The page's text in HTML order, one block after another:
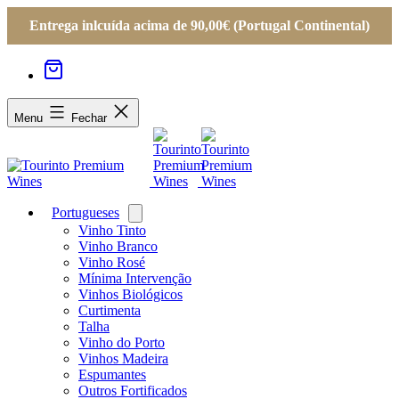
Entrega inlcuída acima de 90,00€ (Portugal Continental)
Menu Fechar
Portugueses
menu
Vinho Tinto
Vinho Branco
Vinho Rosé
Mínima Intervenção
Vinhos Biológicos
Curtimenta
Talha
Vinho do Porto
Vinhos Madeira
Espumantes
Outros Fortificados